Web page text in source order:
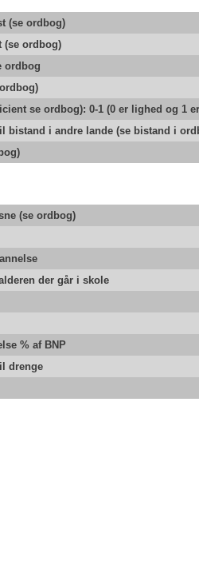
(se ordbog)
(se ordbog)
ordbog
se ordbog): 0-1 (0 er lighed og 1
bistand i andre lande (se bistand i
(se ordbog)
der går i skole
% af BNP
drenge